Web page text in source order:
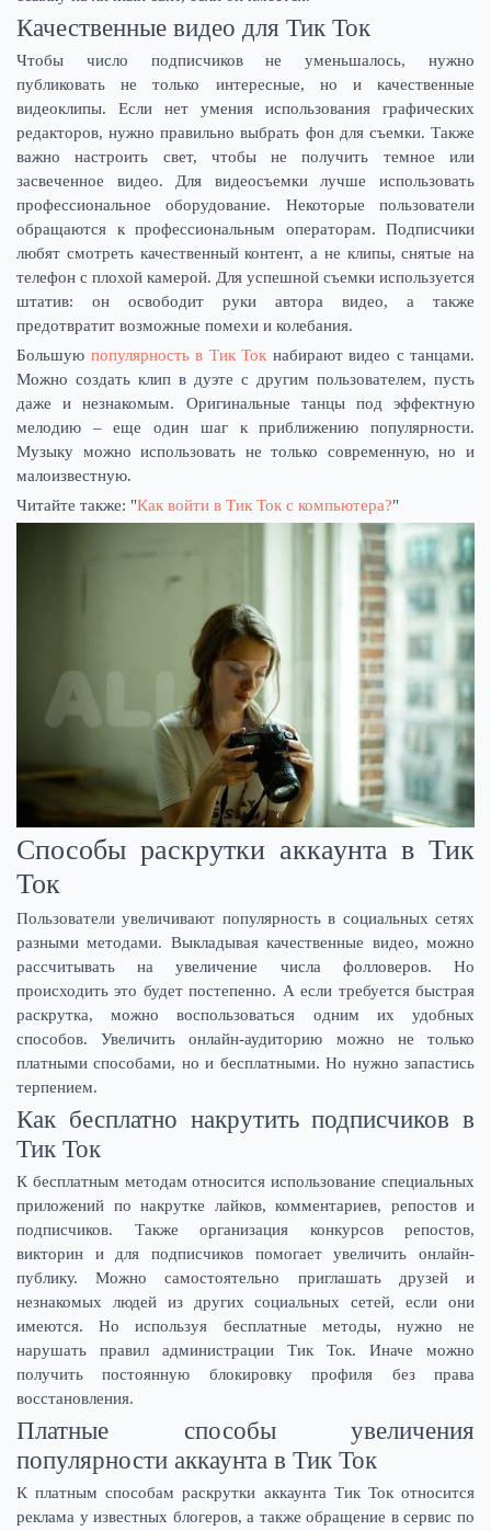
Качественные видео для Тик Ток
Чтобы число подписчиков не уменьшалось, нужно
публиковать не только интересные, но и качественные
видеоклипы. Если нет умения использования графических
редакторов, нужно правильно выбрать фон для съемки. Также
важно настроить свет, чтобы не получить темное или
засвеченное видео. Для видеосъемки лучше использовать
профессиональное оборудование. Некоторые пользователи
обращаются к профессиональным операторам. Подписчики
любят смотреть качественный контент, а не клипы, снятые на
телефон с плохой камерой. Для успешной съемки используется
штатив: он освободит руки автора видео, а также
предотвратит возможные помехи и колебания.
Большую популярность в Тик Ток набирают видео с танцами.
Можно создать клип в дуэте с другим пользователем, пусть
даже и незнакомым. Оригинальные танцы под эффектную
мелодию – еще один шаг к приближению популярности.
Музыку можно использовать не только современную, но и
малоизвестную.
Читайте также: "Как войти в Тик Ток с компьютера?"
Способы раскрутки аккаунта в Тик
Ток
Пользователи увеличивают популярность в социальных сетях
разными методами. Выкладывая качественные видео, можно
рассчитывать на увеличение числа фолловеров. Но
происходить это будет постепенно. А если требуется быстрая
раскрутка, можно воспользоваться одним их удобных
способов. Увеличить онлайн-аудиторию можно не только
платными способами, но и бесплатными. Но нужно запастись
терпением.
Как бесплатно накрутить подписчиков в
Тик Ток
К бесплатным методам относится использование специальных
приложений по накрутке лайков, комментариев, репостов и
подписчиков. Также организация конкурсов репостов,
викторин и для подписчиков помогает увеличить онлайн-
публику. Можно самостоятельно приглашать друзей и
незнакомых людей из других социальных сетей, если они
имеются. Но используя бесплатные методы, нужно не
нарушать правил администрации Тик Ток. Иначе можно
получить постоянную блокировку профиля без права
восстановления.
Платные способы увеличения
популярности аккаунта в Тик Ток
К платным способам раскрутки аккаунта Тик Ток относится
реклама у известных блогеров, а также обращение в сервис по